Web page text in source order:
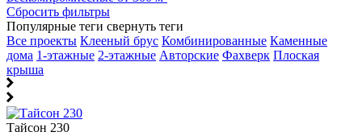
Сбросить фильтры
Популярные теги свернуть теги
Все проекты Клееный брус Комбинированные Каменные
дома 1-этажные 2-этажные Авторские Фахверк Плоская
крыша
Тайсон 230